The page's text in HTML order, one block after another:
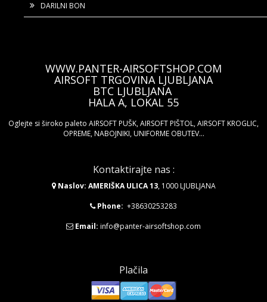
DARILNI BON
WWW.PANTER-AIRSOFTSHOP.COM
AIRSOFT TRGOVINA LJUBLJANA
BTC LJUBLJANA
HALA A, LOKAL 55
Oglejte si široko paleto AIRSOFT PUŠK, AIRSOFT PIŠTOL, AIRSOFT KROGLIC,
OPREME, NABOJNIKI, UNIFORME OBUTEV...
Kontaktirajte nas :
Naslov: AMERIŠKA ULICA 13, 1000 LJUBLJANA
Phone: +38630253283
Email: info@panter-airsoftshop.com
Plačila